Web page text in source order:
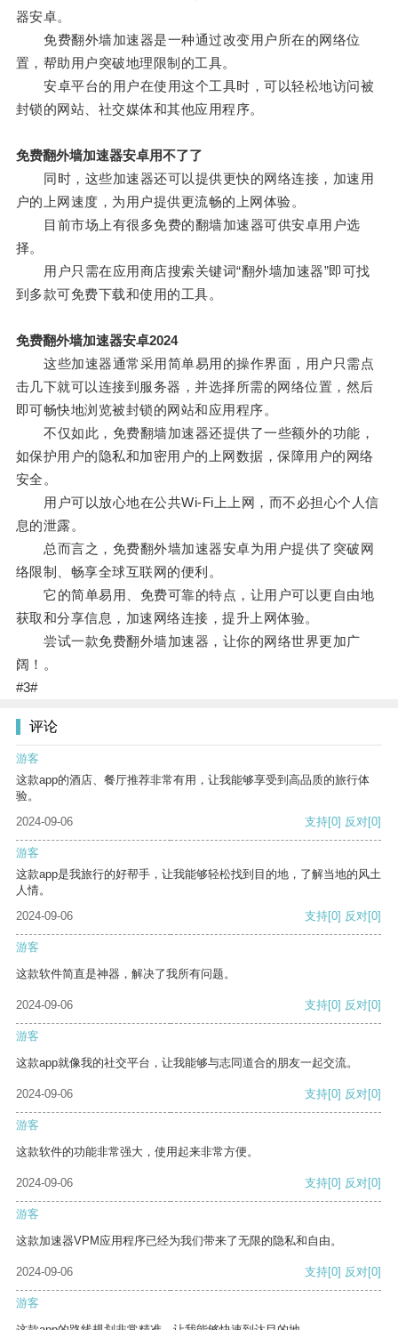
器安卓。
免费翻外墙加速器是一种通过改变用户所在的网络位
置，帮助用户突破地理限制的工具。
安卓平台的用户在使用这个工具时，可以轻松地访问被
封锁的网站、社交媒体和其他应用程序。
免费翻外墙加速器安卓用不了了
同时，这些加速器还可以提供更快的网络连接，加速用
户的上网速度，为用户提供更流畅的上网体验。
目前市场上有很多免费的翻墙加速器可供安卓用户选
择。
用户只需在应用商店搜索关键词“翻外墙加速器”即可找
到多款可免费下载和使用的工具。
免费翻外墙加速器安卓2024
这些加速器通常采用简单易用的操作界面，用户只需点
击几下就可以连接到服务器，并选择所需的网络位置，然后
即可畅快地浏览被封锁的网站和应用程序。
不仅如此，免费翻墙加速器还提供了一些额外的功能，
如保护用户的隐私和加密用户的上网数据，保障用户的网络
安全。
用户可以放心地在公共Wi-Fi上上网，而不必担心个人信
息的泄露。
总而言之，免费翻外墙加速器安卓为用户提供了突破网
络限制、畅享全球互联网的便利。
它的简单易用、免费可靠的特点，让用户可以更自由地
获取和分享信息，加速网络连接，提升上网体验。
尝试一款免费翻外墙加速器，让你的网络世界更加广
阔！。
#3#
评论
游客
这款app的酒店、餐厅推荐非常有用，让我能够享受到高品质的旅行体
验。
2024-09-06
支持[0] 反对[0]
游客
这款app是我旅行的好帮手，让我能够轻松找到目的地，了解当地的风土
人情。
2024-09-06
支持[0] 反对[0]
游客
这款软件简直是神器，解决了我所有问题。
2024-09-06 支持[0] 反对[0]
游客
这款app就像我的社交平台，让我能够与志同道合的朋友一起交流。
2024-09-06 支持[0] 反对[0]
游客
这款软件的功能非常强大，使用起来非常方便。
2024-09-06 支持[0] 反对[0]
游客
这款加速器VPM应用程序已经为我们带来了无限的隐私和自由。
2024-09-06 支持[0] 反对[0]
游客